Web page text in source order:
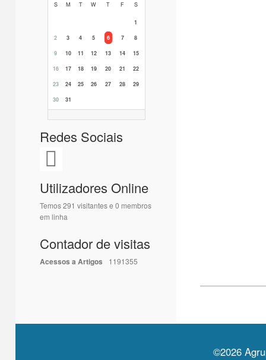
S M T W T F S
1
2
3 4 5 6 7
8
9
10 11 12 13 14
15
16
17 18 19 20 21
22
23
24 25 26 27 28
29
30
31
Redes Sociais
Utilizadores Online
Temos 291 visitantes e 0 membros
em linha
Contador de visitas
Acessos a Artigos 1191355
©2026